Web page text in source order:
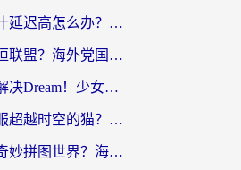
国外战双帕弥什延迟高怎么办？2026海外畅玩国服游戏终极指南（附实测工具推荐）
台湾怎么玩永恒联盟？海外党国服游戏加速器选择全攻略（附3大热门游戏实测）
海外党福音：解决Dream！少女乐团派对！国外延迟的实用指南，附北美英国游戏加速方案
国外如何玩国服超越时空的猫？2026海外党必看的加速器选择指南
阿根廷怎么玩奇妙拼图世界？海外玩家国服游戏加速全攻略（附帕斯卡契约战舰少女解决方案）